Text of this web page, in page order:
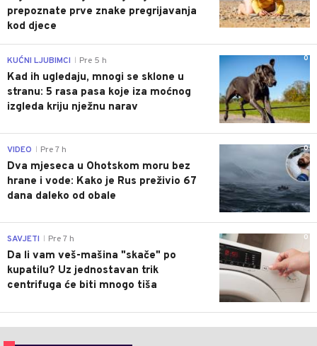
prepoznate prve znake pregrijavanja
kod djece
0
KUĆNI LJUBIMCI Pre 5 h
Kad ih ugledaju, mnogi se sklone u
stranu: 5 rasa pasa koje iza moćnog
izgleda kriju nježnu narav
0
VIDEO Pre 7 h
Dva mjeseca u Ohotskom moru bez
hrane i vode: Kako je Rus preživio 67
dana daleko od obale
0
SAVJETI Pre 7 h
Da li vam veš-mašina "skače" po
kupatilu? Uz jednostavan trik
centrifuga će biti mnogo tiša